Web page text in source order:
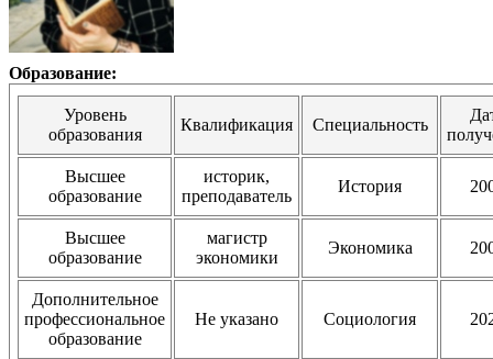
Образование:
Уровень
образования
Квалификация Специальность
Высшее
образование
историк,
преподаватель
История
Высшее
образование
магистр
экономики
Экономика
Дополнительное
профессиональное
образование
Не указано Социология